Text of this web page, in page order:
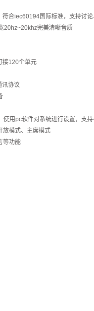
合iec60194国际标准，支持讨
20hz~20khz完美清晰音质
接120个单元
协议
用pc软件对系统进行设置，支
放模式、主席模式
等功能